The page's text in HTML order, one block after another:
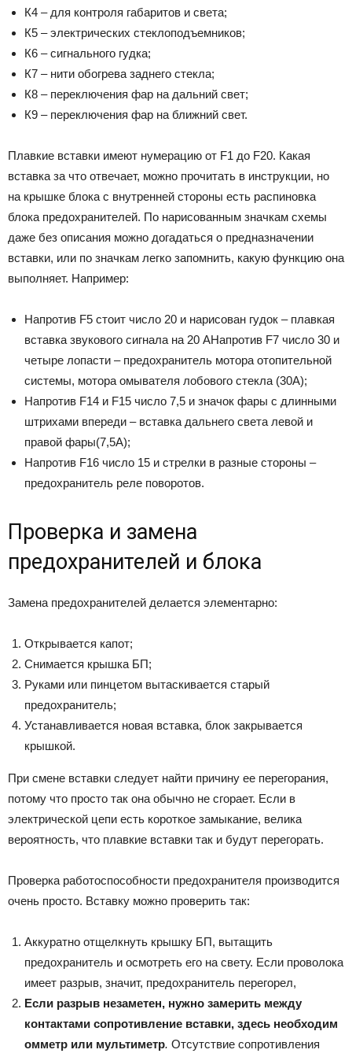
К4 – для контроля габаритов и света;
К5 – электрических стеклоподъемников;
К6 – сигнального гудка;
К7 – нити обогрева заднего стекла;
К8 – переключения фар на дальний свет;
К9 – переключения фар на ближний свет.
Плавкие вставки имеют нумерацию от F1 до F20. Какая
вставка за что отвечает, можно прочитать в инструкции, но
на крышке блока с внутренней стороны есть распиновка
блока предохранителей. По нарисованным значкам схемы
даже без описания можно догадаться о предназначении
вставки, или по значкам легко запомнить, какую функцию она
выполняет. Например:
Напротив F5 стоит число 20 и нарисован гудок – плавкая
вставка звукового сигнала на 20 АНапротив F7 число 30 и
четыре лопасти – предохранитель мотора отопительной
системы, мотора омывателя лобового стекла (30А);
Напротив F14 и F15 число 7,5 и значок фары с длинными
штрихами впереди – вставка дальнего света левой и
правой фары(7,5А);
Напротив F16 число 15 и стрелки в разные стороны –
предохранитель реле поворотов.
Проверка и замена
предохранителей и блока
Замена предохранителей делается элементарно:
Открывается капот;
Снимается крышка БП;
Руками или пинцетом вытаскивается старый
предохранитель;
Устанавливается новая вставка, блок закрывается
крышкой.
При смене вставки следует найти причину ее перегорания,
потому что просто так она обычно не сгорает. Если в
электрической цепи есть короткое замыкание, велика
вероятность, что плавкие вставки так и будут перегорать.
Проверка работоспособности предохранителя производится
очень просто. Вставку можно проверить так:
Аккуратно отщелкнуть крышку БП, вытащить
предохранитель и осмотреть его на свету. Если проволока
имеет разрыв, значит, предохранитель перегорел,
Если разрыв незаметен, нужно замерить между
контактами сопротивление вставки, здесь необходим
омметр или мультиметр. Отсутствие сопротивления